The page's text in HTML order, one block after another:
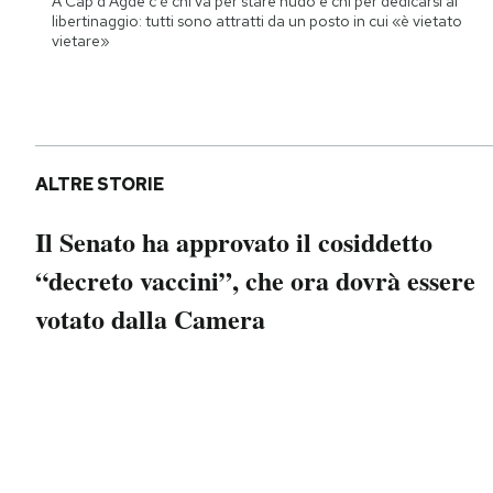
Notifiche mobile
Regala il Post
libertinaggio: tutti sono attratti da un posto in cui «è vietato
vietare»
ALTRE STORIE
Il Senato ha approvato il cosiddetto
“decreto vaccini”, che ora dovrà essere
votato dalla Camera